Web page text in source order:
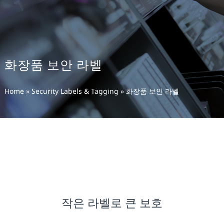
화장품 보안 라벨
Home» Security Labels & Tagging »화장품 보안 라벨
작은 라벨로 큰 보호